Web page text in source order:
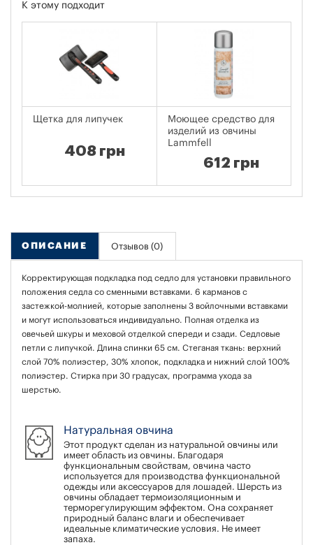
К этому подходит
Щетка для липучек
408 грн
Моющее средство для
изделий из овчины
Lammfell
612 грн
ОПИСАНИЕ Отзывов (0)
Корректирующая подкладка под седло для установки правильного
положения седла со сменными вставками. 6 карманов с
застежкой-молнией, которые заполнены 3 войлочными вставками
и могут использоваться индивидуально. Полная отделка из
овечьей шкуры и меховой отделкой спереди и сзади. Седловые
петли с липучкой. Длина спинки 65 см. Стеганая ткань: верхний
слой 70% полиэстер, 30% хлопок, подкладка и нижний слой 100%
полиэстер. Стирка при 30 градусах, программа ухода за
шерстью.
Натуральная овчина
Этот продукт сделан из натуральной овчины или
имеет область из овчины. Благодаря
функциональным свойствам, овчина часто
используется для производства функциональной
одежды или аксессуаров для лошадей. Шерсть из
овчины обладает термоизоляционным и
терморегулирующим эффектом. Она сохраняет
природный баланс влаги и обеспечивает
идеальные климатические условия. Не имеет
запаха.